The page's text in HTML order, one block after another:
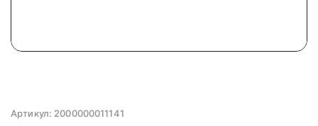
Артикул: 2000000011141